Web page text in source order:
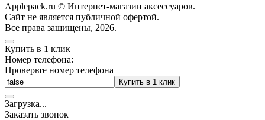
Applepack.ru © Интернет-магазин аксессуаров.
Cайт не является публичной офертой.
Все права защищены, 2026.
Купить в 1 клик
Номер телефона:
Проверьте номер телефона
Купить в 1 клик
Загрузка...
Заказать звонок